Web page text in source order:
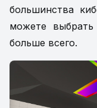
большинства
можете
больше всего.